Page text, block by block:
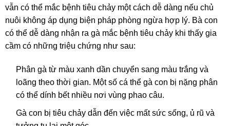
vẫn có thể mắc bệnh tiêu chảy một cách dễ dàng nếu chủ
nuôi không áp dụng biện pháp phòng ngừa hợp lý. Bà con
có thể dễ dàng nhận ra gà mắc bệnh tiêu chảy khi thấy gia
cầm có những triệu chứng như sau:
Phân gà từ màu xanh dần chuyển sang màu trắng và
loãng theo thời gian. Một số cá thể gà con bị nặng phân
có thể dính bết nhiều nơi vùng phao câu.
Gà con bị tiêu chảy dẫn đến việc mất sức sống, ủ rũ và